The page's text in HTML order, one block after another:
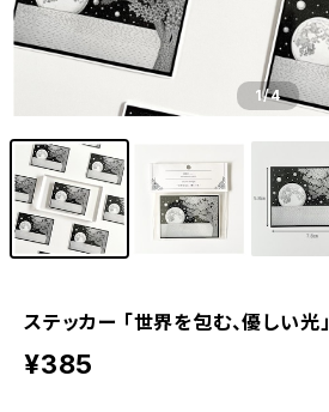
1/4
ステッカー 「世界を包む、優しい光」
¥385